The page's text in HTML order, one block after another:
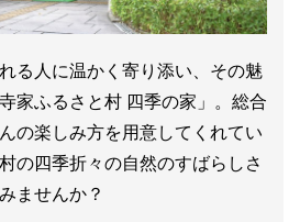
る人に温かく寄り添い、その魅
家ふるさと村 四季の家」。総合
の楽しみ方を用意してくれてい
の四季折々の自然のすばらしさ
ませんか？